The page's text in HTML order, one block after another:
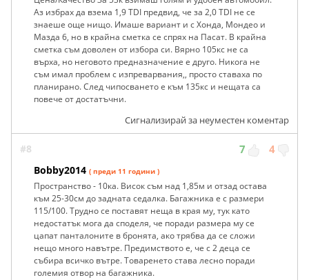
Аз избрах да взема 1,9 TDI предвид, че за 2,0 TDI не се
знаеше още нищо. Имаше вариант и с Хонда, Мондео и
Мазда 6, но в крайна сметка се спрях на Пасат. В крайна
сметка съм доволен от избора си. Вярно 105кс не са
върха, но неговото предназначение е друго. Никога не
съм имал проблем с изпреварвания,, просто ставаха по
планирано. След чипосването е към 135кс и нещата са
повече от достатъчни.
Сигнализирай за неуместен коментар
#8 7 4
Bobby2014 ( преди 11 години )
Пространство - 10ка. Висок съм над 1,85м и отзад остава
към 25-30см до задната седалка. Багажника е с размери
115/100. Трудно се поставят неща в края му, тук като
недостатък мога да споделя, че поради размера му се
цапат панталоните в бронята, ако трябва да се сложи
нещо много навътре. Предимството е, че с 2 деца се
събира всичко вътре. Товаренето става лесно поради
големия отвор на багажника.